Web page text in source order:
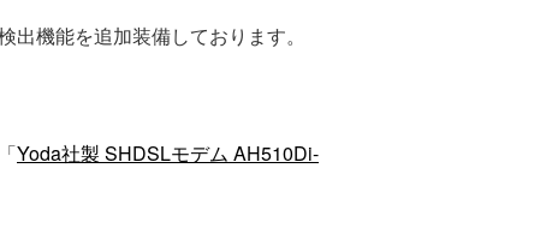
機能を追加装備しております。
Yoda社製 SHDSLモデム AH510Di-